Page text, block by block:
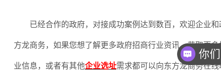
已经合作的政府，对接成功案例达到数百，欢迎企业
方龙商务，如果您想了解更多政府招商行业资讯，获取更
业信息，或者有其他企业选址需求都可以向东方龙商务在
你